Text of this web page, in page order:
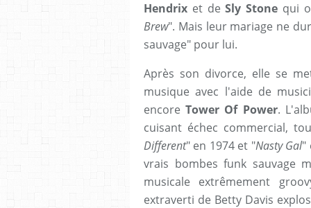
Hendrix et deSly Stone qui
Brew". Mais leur mariage ne
sauvage" pour lui.
Après son divorce, elle se
musique avec l'aide de
encoreTower Of Power.
cuisant échec commercial,
Different" en 1974 et "Nasty Gal"
vrais bombes funk sauvage
musicale extrêmement
extraverti de Betty Davis